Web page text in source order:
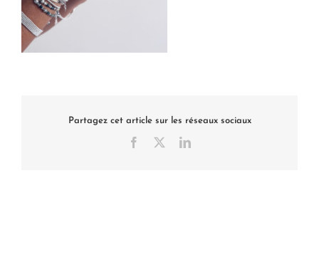
Partagez cet article sur les réseaux sociaux
Facebook LinkedIn